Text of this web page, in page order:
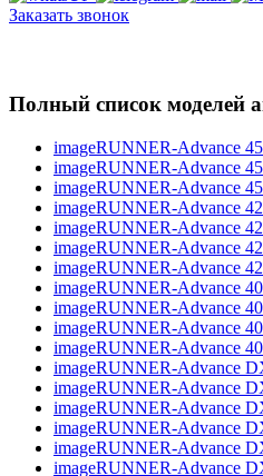
Заказать звонок
Полный список моделей
imageRUNNER-Advance
imageRUNNER-Advance
imageRUNNER-Advance
imageRUNNER-Advance
imageRUNNER-Advance
imageRUNNER-Advance
imageRUNNER-Advance
imageRUNNER-Advance
imageRUNNER-Advance
imageRUNNER-Advance
imageRUNNER-Advance
imageRUNNER-Advance
imageRUNNER-Advance
imageRUNNER-Advance
imageRUNNER-Advance
imageRUNNER-Advance
imageRUNNER-Advance